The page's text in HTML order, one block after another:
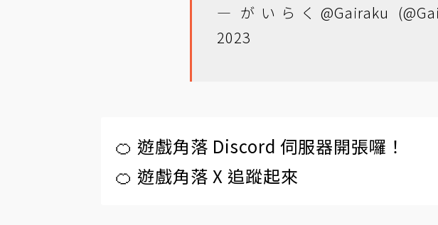
— がいらく@Gairaku
2023
🍊 遊戲角落 Discord 伺服器開張囉！
🍊 遊戲角落 X 追蹤起來